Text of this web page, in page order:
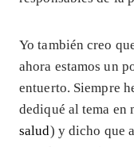
Yo también creo
ahora estamos un
entuerto. Siempre
dediqué al tema
salud) y dicho que